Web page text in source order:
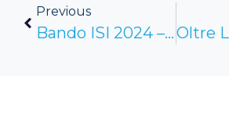
Previous
Bando ISI 2024 – Al Via Il Click Day Dal 19 Giugno 2025 (1-2)